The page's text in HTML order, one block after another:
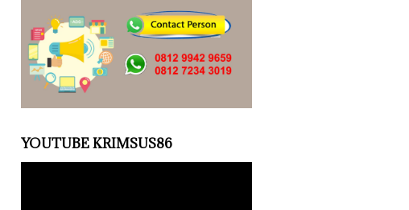
YOUTUBE KRIMSUS86